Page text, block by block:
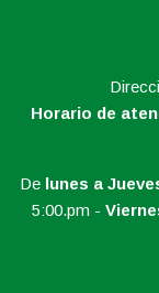
Horario de
De lunes a
5:00.pm -